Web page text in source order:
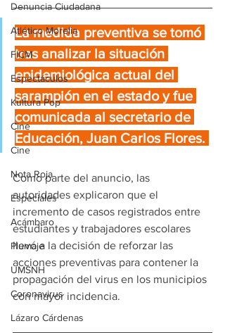
Denuncia Ciudadana
Atlético Morelia
FICM
Espectáculos
Kultura Pop
Cine
Cine
Nota Roja
Especiales
Acámbaro
Plumaje
UMSNH
Coronavirus
Lázaro Cárdenas
La medida preventiva se tomó
tras analizar la situación
epidemiológica actual del
sarampión en el estado y fue
comunicada al secretario de
Educación, Juan Carlos Flores.
Como parte del anuncio, las
autoridades explicaron que el
incremento de casos registrados entre
estudiantes y trabajadores escolares
llevó a la decisión de reforzar las
acciones preventivas para contener la
propagación del virus en los municipios
con mayor incidencia.